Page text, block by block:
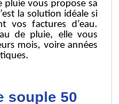
pluie vous propose sa
la solution idéale si
vos factures d’eau.
de pluie, elle vous
mois, voire années
souple 50